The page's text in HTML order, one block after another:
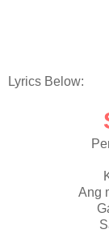
Lyrics Below:
Ang